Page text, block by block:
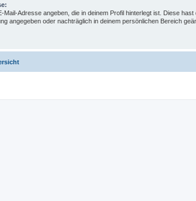
Mail-Adresse angeben, die in deinem Profil hinterlegt ist. Diese hast
angegeben oder nachträglich in deinem persönlichen Bereich